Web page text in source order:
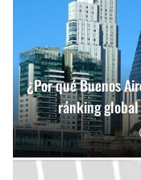
¿Por qué Buenos
ránking